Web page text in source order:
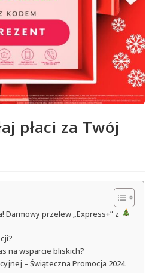
płaci za Twój
Darmowy przelew „Express+” z
na wsparcie bliskich?
– Świąteczna Promocja 2024